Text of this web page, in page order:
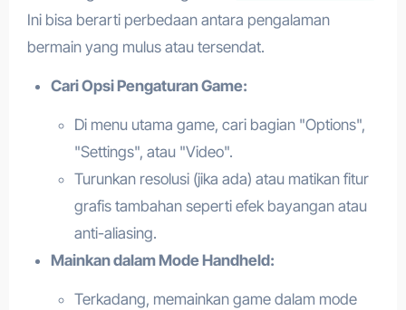
Ini bisa berarti perbedaan antara pengalaman
bermain yang mulus atau tersendat.
Cari Opsi Pengaturan Game:
Di menu utama game, cari bagian "Options",
"Settings", atau "Video".
Turunkan resolusi (jika ada) atau matikan fitur
grafis tambahan seperti efek bayangan atau
anti-aliasing.
Mainkan dalam Mode Handheld:
Terkadang, memainkan game dalam mode